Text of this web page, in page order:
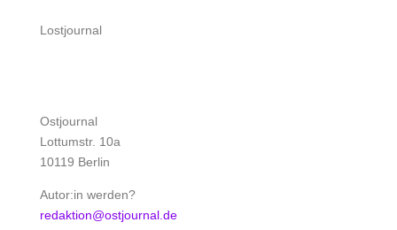
Lostjournal
Ostjournal
Lottumstr. 10a
10119 Berlin
Autor:in werden?
redaktion@ostjournal.de